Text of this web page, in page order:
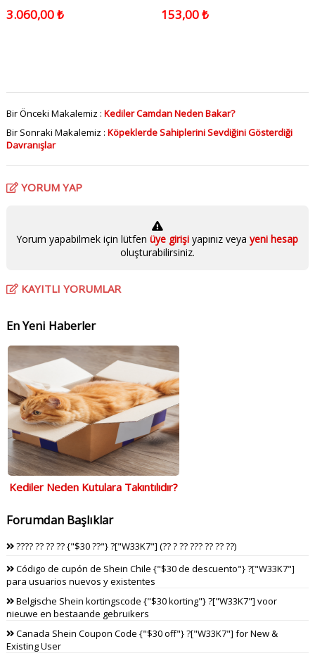
3.060,00 ₺ 153,00 ₺
Bir Önceki Makalemiz : Kediler Camdan Neden Bakar?
Bir Sonraki Makalemiz : Köpeklerde Sahiplerini Sevdiğini Gösterdiği
Davranışlar
YORUM YAP
Yorum yapabilmek için lütfenüye girişiyapınız veya yeni hesap
oluşturabilirsiniz.
KAYITLI YORUMLAR
En Yeni Haberler
Kediler Neden Kutulara Takıntılıdır?
Forumdan Başlıklar
???? ?? ?? ?? {"$30 ??"} ?["W33K7"] (?? ? ?? ??? ?? ?? ??)
Código de cupón de Shein Chile {"$30 de descuento"} ?["W33K7"]
para usuarios nuevos y existentes
Belgische Shein kortingscode {"$30 korting"} ?["W33K7"] voor
nieuwe en bestaande gebruikers
Canada Shein Coupon Code {"$30 off"} ?["W33K7"] for New &
Existing User